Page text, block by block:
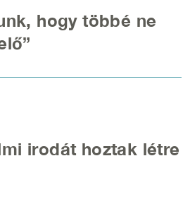
hogy többé ne
irodát hoztak létre